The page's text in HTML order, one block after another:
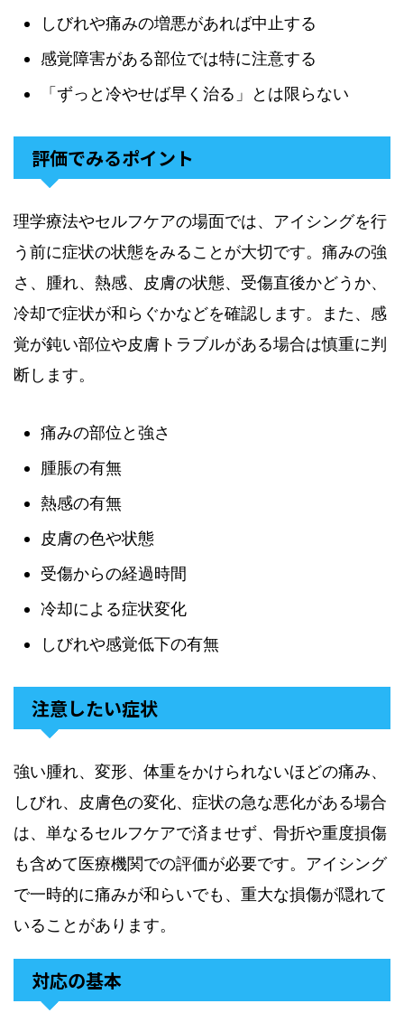
しびれや痛みの増悪があれば中止する
感覚障害がある部位では特に注意する
「ずっと冷やせば早く治る」とは限らない
評価でみるポイント
理学療法やセルフケアの場面では、アイシングを行
う前に症状の状態をみることが大切です。痛みの強
さ、腫れ、熱感、皮膚の状態、受傷直後かどうか、
冷却で症状が和らぐかなどを確認します。また、感
覚が鈍い部位や皮膚トラブルがある場合は慎重に判
断します。
痛みの部位と強さ
腫脹の有無
熱感の有無
皮膚の色や状態
受傷からの経過時間
冷却による症状変化
しびれや感覚低下の有無
注意したい症状
強い腫れ、変形、体重をかけられないほどの痛み、
しびれ、皮膚色の変化、症状の急な悪化がある場合
は、単なるセルフケアで済ませず、骨折や重度損傷
も含めて医療機関での評価が必要です。アイシング
で一時的に痛みが和らいでも、重大な損傷が隠れて
いることがあります。
対応の基本